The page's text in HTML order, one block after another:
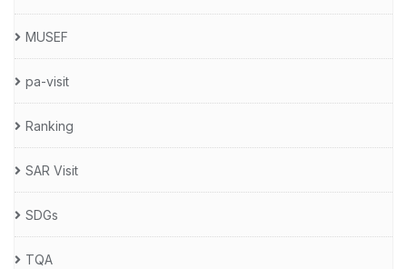
MUSEF
pa-visit
Ranking
SAR Visit
SDGs
TQA